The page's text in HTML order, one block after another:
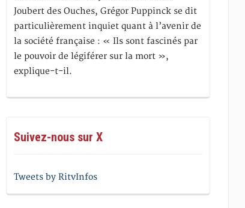
Joubert des Ouches, Grégor Puppinck se dit
particulièrement inquiet quant à l’avenir de
la société française : « Ils sont fascinés par
le pouvoir de légiférer sur la mort »,
explique-t-il.
Suivez-nous sur X
Tweets by RitvInfos